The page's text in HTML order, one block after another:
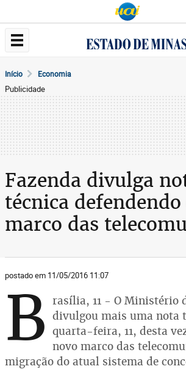
Início Economia
Publicidade
Fazenda divulga
técnica
marco das
postado em 11/05/2016 11:07
B rasília, 11 - O Ministério
divulgou mais uma nota
quarta-feira, 11, desta
novo marco das
migração do atual sistema de